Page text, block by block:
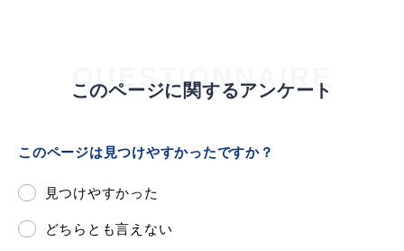
公共施設 イベント情報
便利なサービス
QUESTIONNAIRE
このページに関するアンケート
このページは見つけやすかったですか？
見つけやすかった
どちらとも言えない